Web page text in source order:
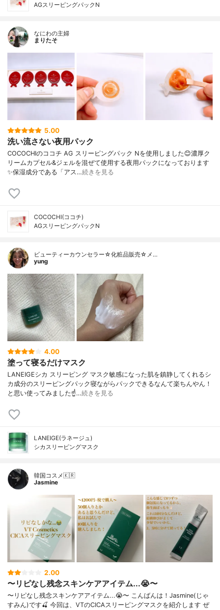
AGスリーピングパックN
なにわの主婦
まりたそ
5.00
洗い流さない夜用パック
COCOCHIのココチ AG スリーピングパック Nを使用しました😊濃厚ク
リームカプセル&ジェルを混ぜて使用する夜用パックになっております
✨保湿成分である「アス…続きを見る
COCOCHI(ココチ)
AGスリーピングパックN
ビューティーカウンセラー☆化粧品販売☆メ…
yung
4.00
塗って寝るだけマスク
LANEIGEシカ スリーピング マスク敏感になった肌を鎮静してくれるシ
カ成分のスリーピングパック寝ながらパックできるなんて楽ちんやん！
と思い使ってみました☝️…続きを見る
LANEIGE(ラネージュ)
シカスリーピングマスク
韓国コスメ🇰🇷
Jasmine
2.00
〜リピなし残念スキンケアアイテム...😭〜
〜リピなし残念スキンケアアイテム...😭〜 こんばんは！Jasmine(じゃ
すみん)です🍒 今回は、VTのCICAスリーピングマスクを紹介します ぜ